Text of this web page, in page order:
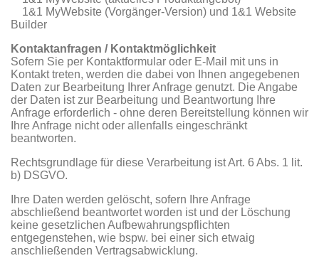
1&1 MyWebsite (Vorgänger-Version) und 1&1 Website
Builder
Kontaktanfragen / Kontaktmöglichkeit
Sofern Sie per Kontaktformular oder E-Mail mit uns in
Kontakt treten, werden die dabei von Ihnen angegebenen
Daten zur Bearbeitung Ihrer Anfrage genutzt. Die Angabe
der Daten ist zur Bearbeitung und Beantwortung Ihre
Anfrage erforderlich - ohne deren Bereitstellung können wir
Ihre Anfrage nicht oder allenfalls eingeschränkt
beantworten.
Rechtsgrundlage für diese Verarbeitung ist Art. 6 Abs. 1 lit.
b) DSGVO.
Ihre Daten werden gelöscht, sofern Ihre Anfrage
abschließend beantwortet worden ist und der Löschung
keine gesetzlichen Aufbewahrungspflichten
entgegenstehen, wie bspw. bei einer sich etwaig
anschließenden Vertragsabwicklung.